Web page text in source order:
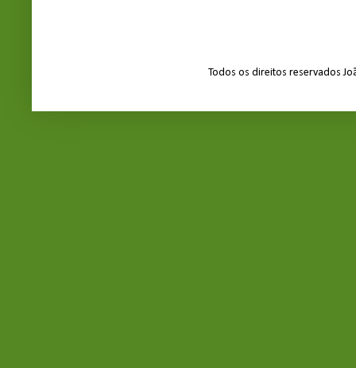
Todos os direitos reservados